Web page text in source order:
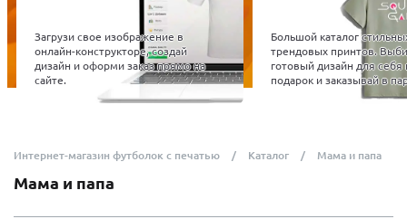
Загрузи свое изображение в
онлайн-конструкторе, создай
дизайн и оформи заказ прямо на
сайте.
Большой каталог
трендовых принтов.
готовый дизайн для себя
подарок и заказывай в
Интернет-магазин футболок с печатью Каталог Мама и папа
Мама и папа